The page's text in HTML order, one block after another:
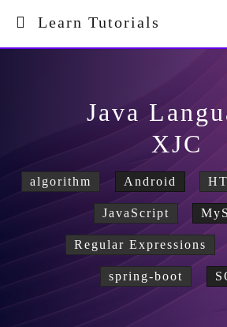
Learn Tutorials
Java
XJC
algorithm Android
JavaScript
Regular Expressions
spring-boot